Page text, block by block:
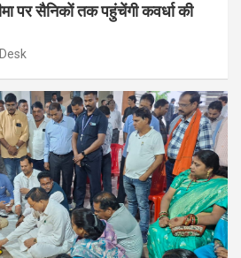
पर सैनिकों तक पहुंचेंगी कवर्धा की